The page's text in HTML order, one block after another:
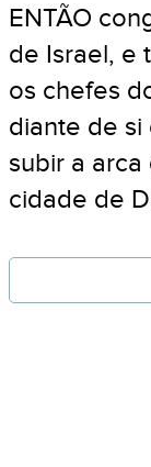
ENTÃO
de Israel, e
os chefes
diante de si
subir a arca
cidade de